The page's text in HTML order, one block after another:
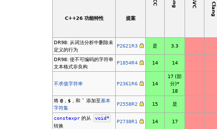
C++26 功能特性 提案
DR98: 从词法分析中删除未
定义的行为
P2621R3 是 3.3
DR98: 使不可编码的字符串
文本格式非良构
P1854R4 14 14
不求值字符串 P2361R6 14
17 (部
分)*
18
将@ ，$ ，和 ` 添加至基本
字符集
P2558R2 15 是
constexpr 的从 void*
转换
P2738R1 14 17